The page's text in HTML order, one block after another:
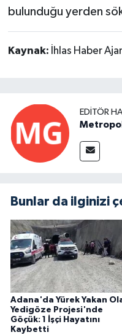
bulunduğu yerden
Kaynak: İhlas Haber
EDITÖR
Bunlar da ilginizi
Adana'da Yürek Yakan
Yedigöze Projesi'nde
Göçük: 1 İşçi Hayatını
Kaybetti